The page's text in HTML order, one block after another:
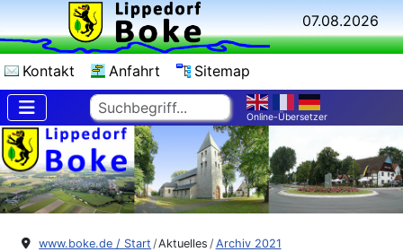
Suchen
Online-Übersetzer
Kontakt Anfahrt Sitemap
07.08.2026
www.boke.de / Start Aktuelles
Archiv 2021